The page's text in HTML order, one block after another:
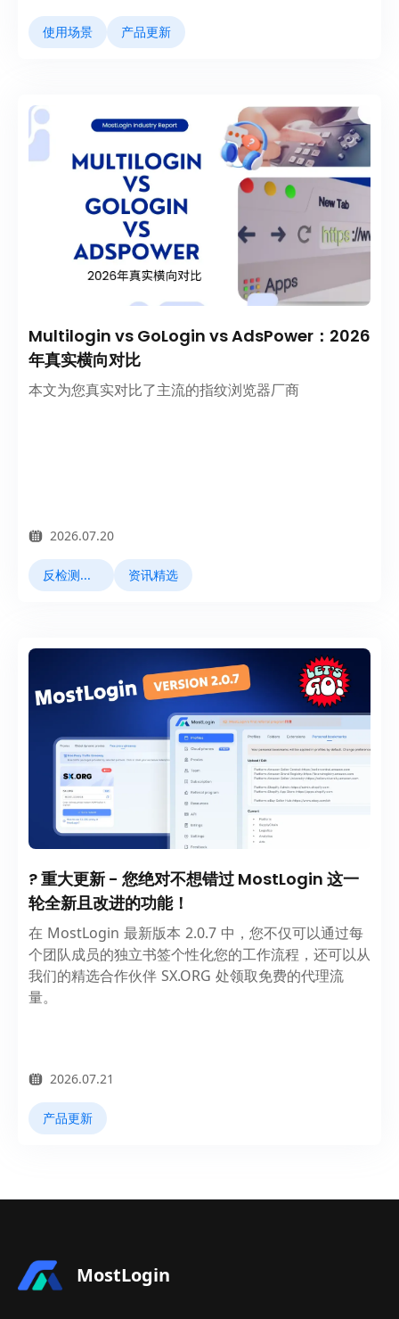
使用场景 产品更新
Multilogin vs GoLogin vs AdsPower：2026
年真实横向对比
本文为您真实对比了主流的指纹浏览器厂商
2026.07.20
反检测浏览器 资讯精选
? 重大更新 - 您绝对不想错过 MostLogin 这一
轮全新且改进的功能！
在 MostLogin 最新版本 2.0.7 中，您不仅可以通过每
个团队成员的独立书签个性化您的工作流程，还可以从
我们的精选合作伙伴 SX.ORG 处领取免费的代理流
量。
2026.07.21
产品更新
MostLogin